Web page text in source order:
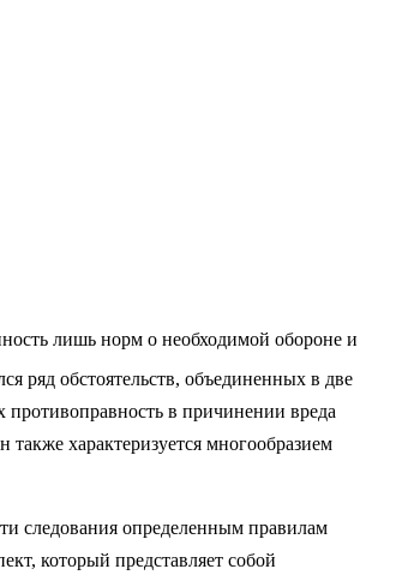
лишь норм о необходимой обороне и
ряд обстоятельств, объединенных в две
в причинении вреда
характеризуется многообразием
следования определенным правилам
который представляет собой